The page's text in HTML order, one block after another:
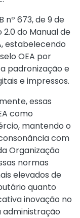
nº 673, de 9 de
do Manual de
estabelecendo
OEA por
padronização e
e impressos.
essas
como
mantendo o
com
Organização
normas
elevados de
quanto
inovação no